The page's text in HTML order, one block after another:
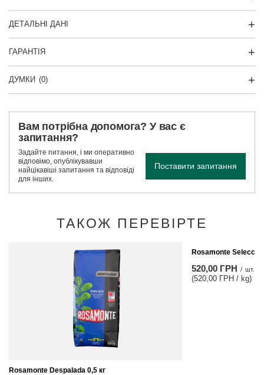
ДЕТАЛЬНІ ДАНІ
ГАРАНТІЯ
ДУМКИ (0)
Вам потрібна допомога? У вас є
запитання?
Задайте питання, і ми оперативно
відповімо, опублікувавши
найцікавіші запитання та відповіді
для інших.
Поставити запитання
ТАКОЖ ПЕРЕВІРТЕ
Rosamonte Despalada 0,5 кг
Rosamonte
520,00 ГРН / шт.
(520,00 ГРН / kg)